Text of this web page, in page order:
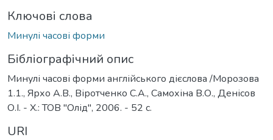
Ключові слова
Минулі часові форми
Бібліографічний опис
Минулі часові форми англійського дієслова /Морозова
1.1., Ярхо А.В., Віротченко С.А., Самохіна В.О., Денісов
О.І. - X.: ТОВ "Олід", 2006. - 52 с.
URI